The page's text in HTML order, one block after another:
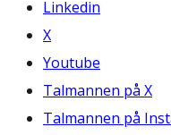
Linkedin
X
Youtube
Talmannen på X
Talmannen på